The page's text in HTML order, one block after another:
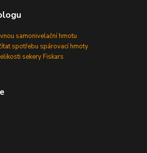
samonivelační hmotu
spotřebu spárovací hmoty
sekery Fiskars